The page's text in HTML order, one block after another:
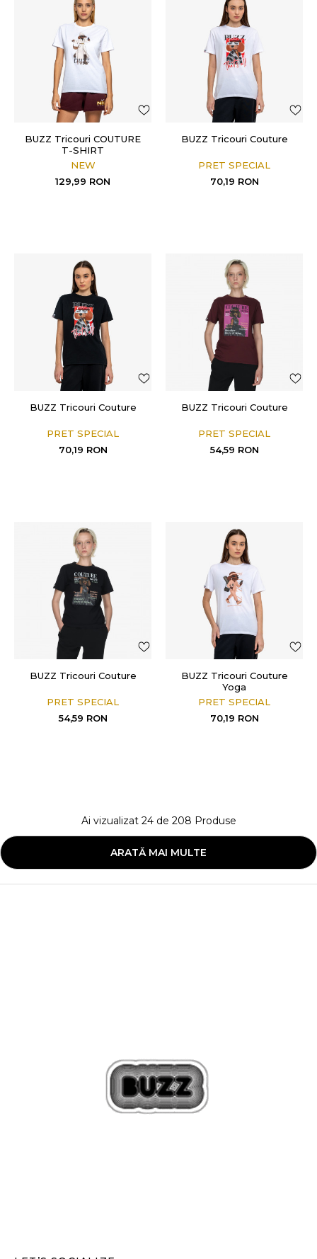
BUZZ Tricouri COUTURE
T-SHIRT
NEW
129,99 RON
BUZZ Tricouri Couture
PRET SPECIAL
70,19 RON
BUZZ Tricouri Couture
PRET SPECIAL
70,19 RON
BUZZ Tricouri Couture
PRET SPECIAL
54,59 RON
BUZZ Tricouri Couture
PRET SPECIAL
54,59 RON
BUZZ Tricouri Couture
Yoga
PRET SPECIAL
70,19 RON
Ai vizualizat 24de 208 Produse
ARATĂ MAI MULTE